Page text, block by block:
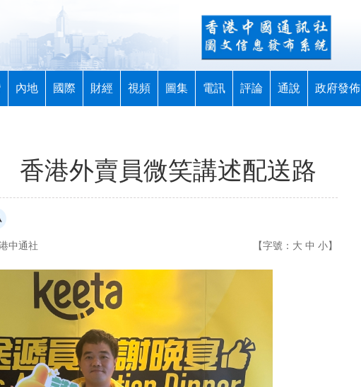
內地 國際 財經 視頻 圖集 電訊 評論 通說 政府發佈
港外賣員微笑講述配送路
中通社 【字號： 大 中 小】